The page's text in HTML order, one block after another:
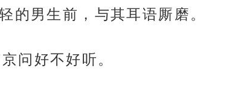
的男生前，与其耳语厮磨。
问好不好听。